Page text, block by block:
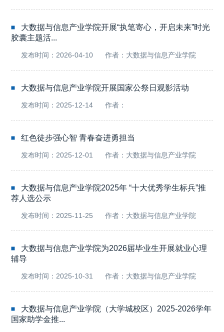
大数据与信息产业学院开展“执笔寄心，开启未来”时光
胶囊主题活...
发布时间：2026-04-10 作者：大数据与信息产业学院
大数据与信息产业学院开展国家公祭日观影活动
发布时间：2025-12-14 作者：
红色徒步强心智 青春奋进勇担当
发布时间：2025-12-01 作者：大数据与信息产业学院
大数据与信息产业学院2025年 “十大优秀学生标兵”推
荐人选公示
发布时间：2025-11-25 作者：大数据与信息产业学院
大数据与信息产业学院为2026届毕业生开展就业心理
辅导
发布时间：2025-10-31 作者：大数据与信息产业学院
大数据与信息产业学院（大学城校区）2025-2026学年
国家助学金推...